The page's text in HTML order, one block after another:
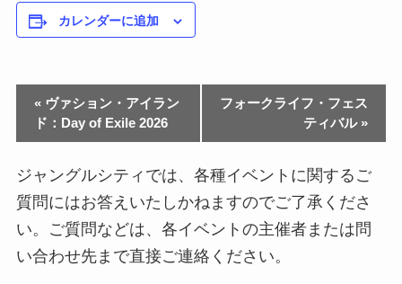
カレンダーに追加
«ヴァション・アイラン
ド：Day of Exile 2026
フォークライフ・フェス
ティバル »
ジャングルシティでは、各種イベントに関するご
質問にはお答えいたしかねますのでご了承くださ
い。ご質問などは、各イベントの主催者または問
い合わせ先まで直接ご連絡ください。